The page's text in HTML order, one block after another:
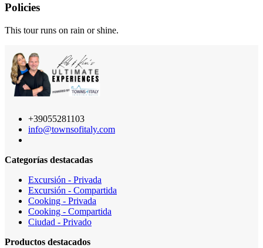
Policies
This tour runs on rain or shine.
+39055281103
info@townsofitaly.com
Categorías destacadas
Excursión - Privada
Excursión - Compartida
Cooking - Privada
Cooking - Compartida
Ciudad - Privado
Productos destacados